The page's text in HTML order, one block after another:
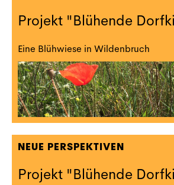
Projekt "Blühende
Eine Blühwiese in Wildenbruch
NEUE PERSPEKTIVEN
Projekt "Blühende